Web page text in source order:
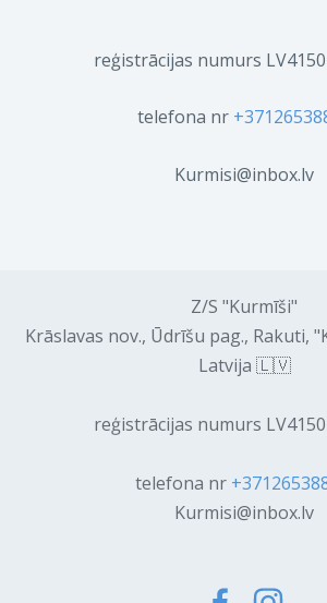
reģistrācijas numurs
telefona nr
Kurmisi@inbox.lv
Z/S "Kurmīši"
Krāslavas nov., Ūdrīšu pag., Rakuti,
Latvija 🇱🇻
reģistrācijas numurs
telefona nr
Kurmisi@inbox.lv